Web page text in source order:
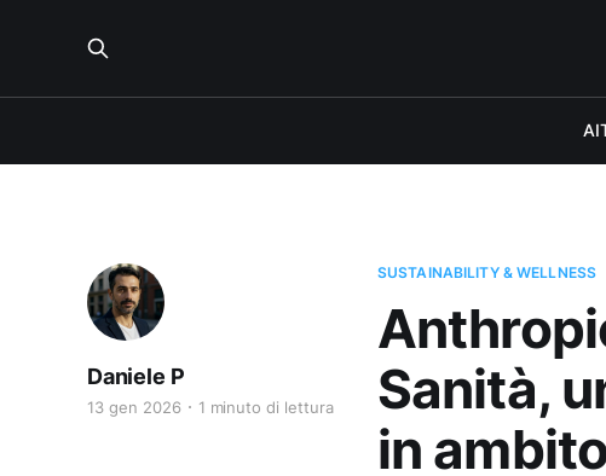
AI
SUSTAINABILITY & WELLNESS
Sanità,
in
Daniele P
13 gen 2026 1 minuto di lettura